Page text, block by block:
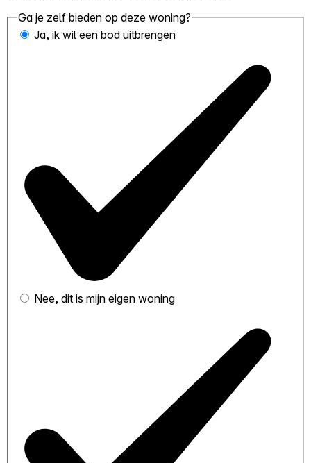
Ga je zelf bieden op deze woning?
Ja, ik wil een bod uitbrengen
Nee, dit is mijn eigen woning